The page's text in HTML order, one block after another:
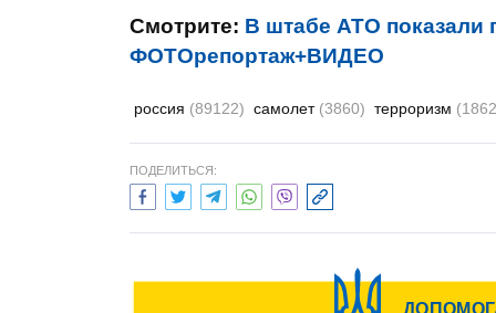
Смотрите: В штабе АТО показали
ФОТОрепортаж+ВИДЕО
россия (89122) самолет (3860) терроризм
ПОДЕЛИТЬСЯ: